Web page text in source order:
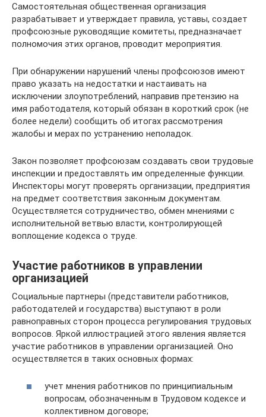
Самостоятельная общественная организация
разрабатывает и утверждает правила, уставы, создает
профсоюзные руководящие комитеты, предназначает
полномочия этих органов, проводит мероприятия.
При обнаружении нарушений члены профсоюзов имеют
право указать на недостатки и настаивать на
исключении злоупотреблений, направив претензию на
имя работодателя, который обязан в короткий срок (не
более недели) сообщить об итогах рассмотрения
жалобы и мерах по устранению неполадок.
Закон позволяет профсоюзам создавать свои трудовые
инспекции и предоставлять им определенные функции.
Инспекторы могут проверять организации, предприятия
на предмет соответствия законным документам.
Осуществляется сотрудничество, обмен мнениями с
исполнительной ветвью власти, контролирующей
воплощение кодекса о труде.
Участие работников в управлении
организацией
Социальные партнеры (представители работников,
работодателей и государства) выступают в роли
равноправных сторон процесса регулирования трудовых
вопросов. Яркой иллюстрацией этого явления является
участие работников в управлении организацией. Оно
осуществляется в таких основных формах:
учет мнения работников по принципиальным
вопросам, обозначенным в Трудовом кодексе и
коллективном договоре;